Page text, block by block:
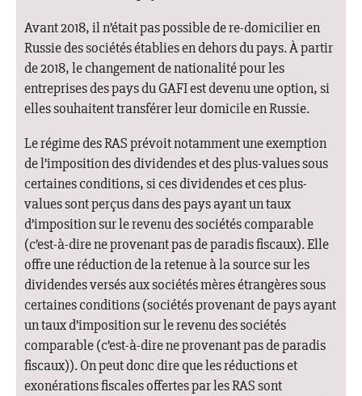
Avant 2018, il n’était pas possible de re-domicilier en
Russie des sociétés établies en dehors du pays. À partir
de 2018, le changement de nationalité pour les
entreprises des pays du GAFI est devenu une option, si
elles souhaitent transférer leur domicile en Russie.
Le régime des RAS prévoit notamment une exemption
de l’imposition des dividendes et des plus-values sous
certaines conditions, si ces dividendes et ces plus-
values sont perçus dans des pays ayant un taux
d’imposition sur le revenu des sociétés comparable
(c’est-à-dire ne provenant pas de paradis fiscaux). Elle
offre une réduction de la retenue à la source sur les
dividendes versés aux sociétés mères étrangères sous
certaines conditions (sociétés provenant de pays ayant
un taux d’imposition sur le revenu des sociétés
comparable (c’est-à-dire ne provenant pas de paradis
fiscaux)). On peut donc dire que les réductions et
exonérations fiscales offertes par les RAS sont